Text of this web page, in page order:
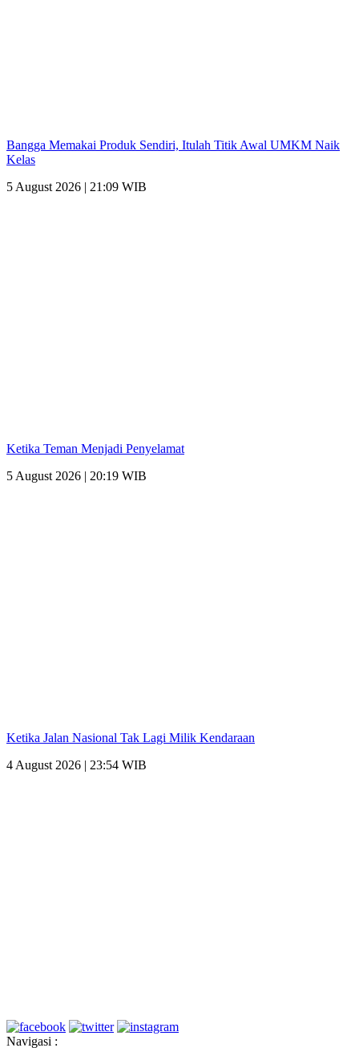
Bangga Memakai Produk Sendiri, Itulah Titik Awal UMKM Naik
Kelas
5 August 2026 | 21:09 WIB
Ketika Teman Menjadi Penyelamat
5 August 2026 | 20:19 WIB
Ketika Jalan Nasional Tak Lagi Milik Kendaraan
4 August 2026 | 23:54 WIB
Navigasi :